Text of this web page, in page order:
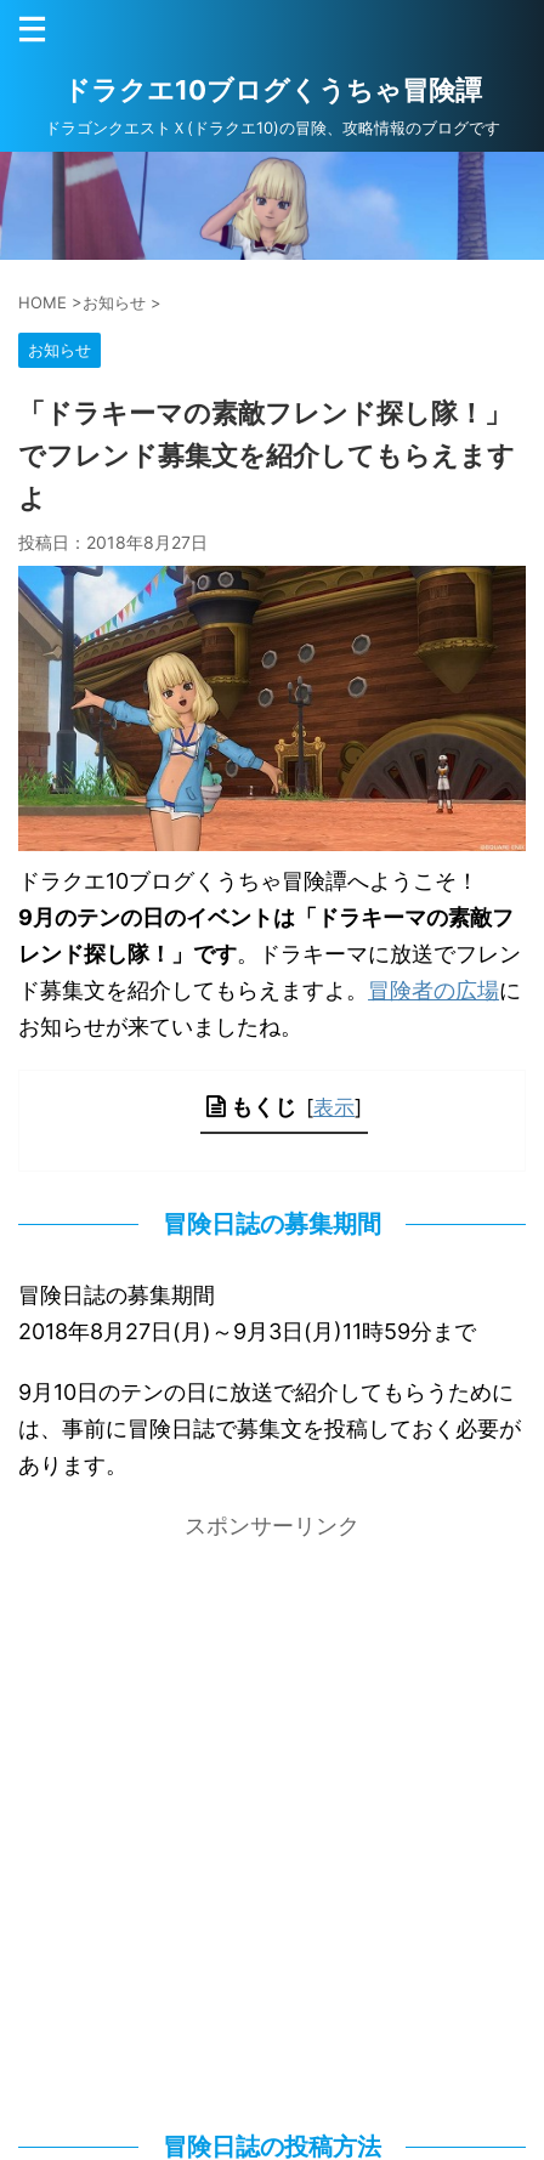
ドラクエ10ブログくうちゃ冒険譚
ドラゴンクエストＸ(ドラクエ10)の冒険、攻略情報のブログです
HOME >お知らせ >
お知らせ
「ドラキーマの素敵フレンド探し隊！」
でフレンド募集文を紹介してもらえます
よ
投稿日： 2018年8月27日
ドラクエ10ブログくうちゃ冒険譚へようこそ！
9月のテンの日のイベントは「ドラキーマの素敵フ
レンド探し隊！」です。ドラキーマに放送でフレン
ド募集文を紹介してもらえますよ。 冒険者の広場に
お知らせが来ていましたね。
もくじ [表示]
冒険日誌の募集期間
冒険日誌の募集期間
2018年8月27日(月)～9月3日(月)11時59分まで
9月10日のテンの日に放送で紹介してもらうために
は、事前に冒険日誌で募集文を投稿しておく必要が
あります。
スポンサーリンク
冒険日誌の投稿方法